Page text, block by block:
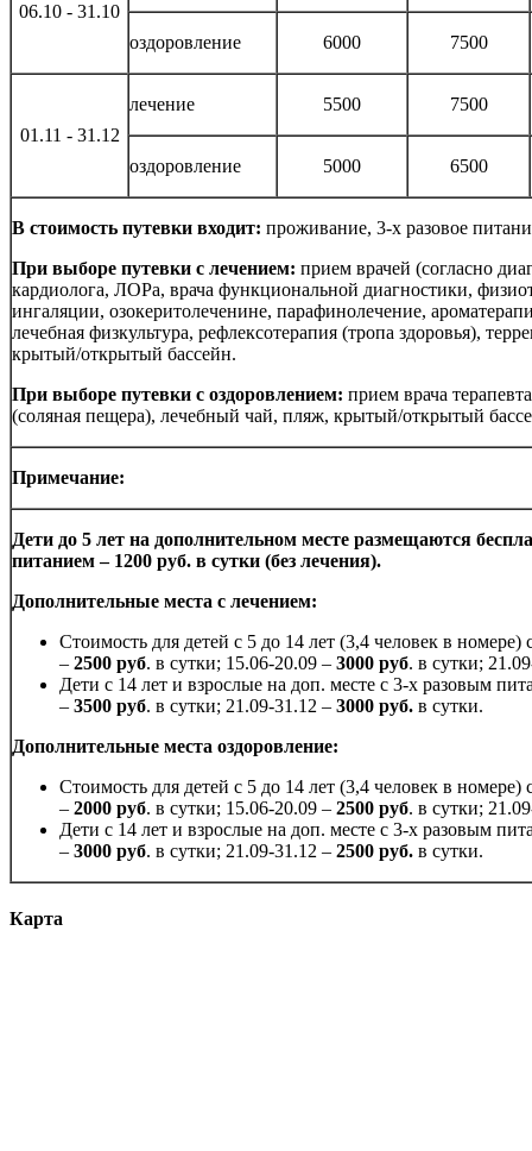
06.10 - 31.10
оздоровление 6000 7500
01.11 - 31.12
лечение 5500 7500
оздоровление 5000 6500
В стоимость путевки входит: проживание, 3-х разовое
При выборе путевки с лечением: прием врачей (согласно
кардиолога, ЛОРа, врача функциональной диагностики,
ингаляции, озокеритолеченине, парафинолечение,
лечебная физкультура, рефлексотерапия (тропа здоровья),
крытый/открытый бассейн.
При выборе путевки с оздоровлением: прием врача
(соляная пещера), лечебный чай, пляж, крытый/открытый
Примечание:
Дети до 5 лет на дополнительном месте размещаются
питанием – 1200 руб. в сутки (без лечения).
Дополнительные места с лечением:
Стоимость для детей с 5 до 14 лет (3,4 человек в
– 2500 руб. в сутки; 15.06-20.09 – 3000 руб. в сутки;
Дети с 14 лет и взрослые на доп. месте с 3-х разовым
– 3500 руб. в сутки; 21.09-31.12 – 3000 руб. в сутки.
Дополнительные места оздоровление:
Стоимость для детей с 5 до 14 лет (3,4 человек в
– 2000 руб. в сутки; 15.06-20.09 – 2500 руб. в сутки;
Дети с 14 лет и взрослые на доп. месте с 3-х разовым
– 3000 руб. в сутки; 21.09-31.12 – 2500 руб. в сутки.
Карта